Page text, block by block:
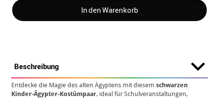
In den Warenkorb
Beschreibung
Entdecke die Magie des alten Ägyptens mit diesemschwarzen
Kinder-Ägypter-Kostümpaar, ideal für Schulveranstaltungen,